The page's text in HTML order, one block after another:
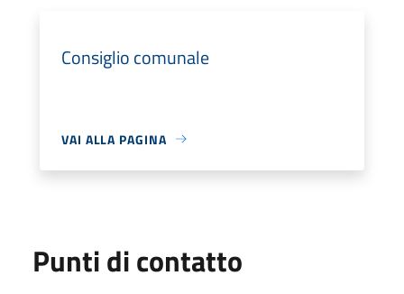
Consiglio comunale
VAI ALLA PAGINA
Punti di contatto